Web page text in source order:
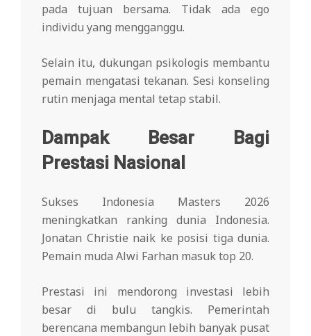
pada tujuan bersama. Tidak ada ego
individu yang mengganggu.
Selain itu, dukungan psikologis membantu
pemain mengatasi tekanan. Sesi konseling
rutin menjaga mental tetap stabil.
Dampak Besar Bagi
Prestasi Nasional
Sukses Indonesia Masters 2026
meningkatkan ranking dunia Indonesia.
Jonatan Christie naik ke posisi tiga dunia.
Pemain muda Alwi Farhan masuk top 20.
Prestasi ini mendorong investasi lebih
besar di bulu tangkis. Pemerintah
berencana membangun lebih banyak pusat